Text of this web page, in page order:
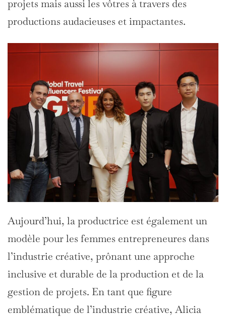
projets mais aussi les vôtres à travers des
productions audacieuses et impactantes.
Aujourd’hui, la productrice est également un
modèle pour les femmes entrepreneures dans
l’industrie créative, prônant une approche
inclusive et durable de la production et de la
gestion de projets. En tant que figure
emblématique de l’industrie créative, Alicia